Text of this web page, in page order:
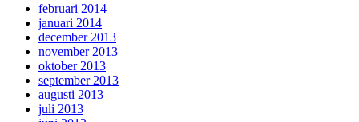
februari 2014
januari 2014
december 2013
november 2013
oktober 2013
september 2013
augusti 2013
juli 2013